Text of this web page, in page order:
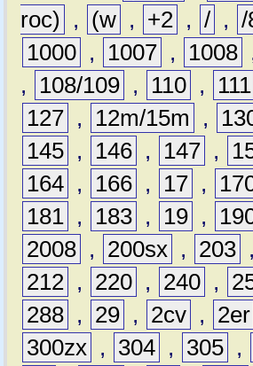
roc)
, (w , +2 , / , /
1000 , 1007 , 1008
,
108/109 , 110 , 111
127 , 12m/15m ,
145 , 146 , 147 ,
164 , 166 , 17 ,
181 , 183 , 19 ,
2008 , 200sx , 203 ,
212 , 220 , 240 ,
288 , 29 , 2cv , 2er
300zx , 304 , 305 ,